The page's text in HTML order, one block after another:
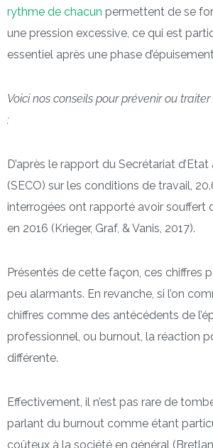
rythme de chacun permettent de se
une pression excessive, ce qui est
essentiel après une phase
Voici nos conseils pour prévenir ou
:
D’après le rapport du Secrétariat d’Etat
(SECO) sur les conditions de travail,
interrogées ont rapporté avoir souffert
en 2016 (Krieger, Graf, & Vanis, 2017).
Présentés de cette façon, ces chiffres
peu alarmants. En revanche, si l’on
chiffres comme des antécédents de
professionnel, ou burnout, la réaction
différente.
Effectivement, il n’est pas rare de
parlant du burnout comme étant
coûteux à la société en général